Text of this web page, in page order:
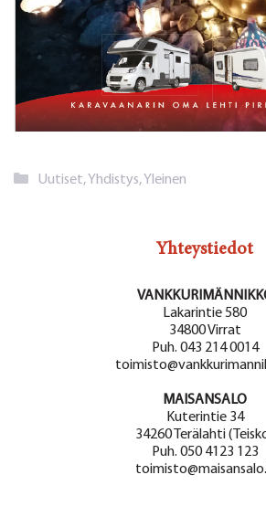
Kategoriat
Uutiset,Yhdistys,Yleinen
Yhteystiedot
Lakarintie 580
34800 Virrat
Puh. 043 214 0014
MAISANSALO
Kuterintie 34
34260 Terälahti
Puh. 050 4123 123